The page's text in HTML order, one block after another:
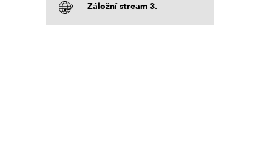
Záložní stream 3.